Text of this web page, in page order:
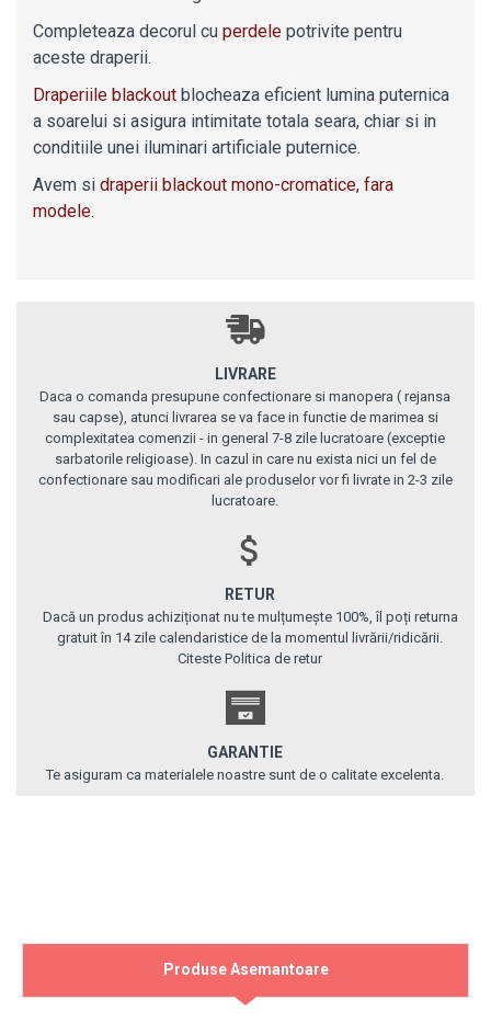
Completeaza decorul cu perdele potrivite pentru
aceste draperii.
Draperiile blackout blocheaza eficient lumina puternica
a soarelui si asigura intimitate totala seara, chiar si in
conditiile unei iluminari artificiale puternice.
Avem si draperii blackout mono-cromatice, fara
modele.
LIVRARE
Daca o comanda presupune confectionare si manopera ( rejansa
sau capse), atunci livrarea se va face in functie de marimea si
complexitatea comenzii - in general 7-8 zile lucratoare (exceptie
sarbatorile religioase). In cazul in care nu exista nici un fel de
confectionare sau modificari ale produselor vor fi livrate in 2-3 zile
lucratoare.
RETUR
Dacă un produs achiziționat nu te mulțumește 100%, îl poți returna
gratuit în 14 zile calendaristice de la momentul livrării/ridicării.
Citeste Politica de retur
GARANTIE
Te asiguram ca materialele noastre sunt de o calitate excelenta.
Produse Asemantoare